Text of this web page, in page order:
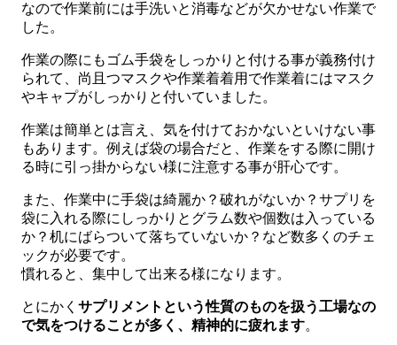
なので作業前には手洗いと消毒などが欠かせない作業で
した。
作業の際にもゴム手袋をしっかりと付ける事が義務付け
られて、尚且つマスクや作業着着用で作業着にはマスク
やキャプがしっかりと付いていました。
作業は簡単とは言え、気を付けておかないといけない事
もあります。例えば袋の場合だと、作業をする際に開け
る時に引っ掛からない様に注意する事が肝心です。
また、作業中に手袋は綺麗か？破れがないか？サプリを
袋に入れる際にしっかりとグラム数や個数は入っている
か？机にばらついて落ちていないか？など数多くのチェ
ックが必要です。
慣れると、集中して出来る様になります。
とにかく サプリメントという性質のものを扱う工場なの
で気をつけることが多く、精神的に疲れます。